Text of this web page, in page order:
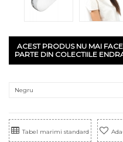
ACEST PRODUS NU MAI FACE
PARTE DIN COLECTIILE
Tabel marimi standard